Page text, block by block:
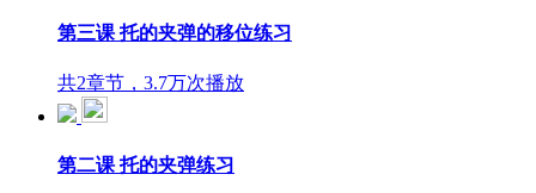
第三课 托的夹弹的移位练习
共2章节，3.7万次播放
第二课 托的夹弹练习